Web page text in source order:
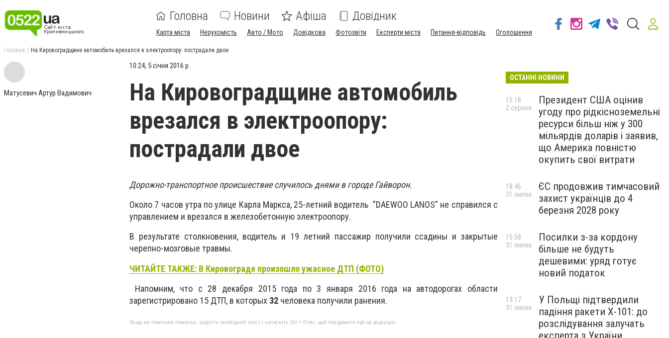
Головна Новини Афіша Довідник
Карта міста Нерухомість Авто / Мото Довідкова Фотозвіти Експерти міста Питання-відповідь Оголошення
Головна На Кировоградщине автомобиль врезался в электроопору: пострадали двое
Матусевич Артур Вадимович
10:24, 5 січня 2016 р.
На Кировоградщине автомобиль
врезался в электроопору:
пострадали двое
Дорожно-транспортное происшествие случилось днями в городе Гайворон.
Около 7 часов утра по улице Карла Маркса, 25-летний водитель "DAEWOO LANOS" не справился с
управлением и врезался в железобетонную электроопору.
В результате столкновения, водитель и 19 летний пассажир получили ссадины и закрытые
черепно-мозговые травмы.
ЧИТАЙТЕ ТАКЖЕ: В Кировограде произошло ужасное ДТП (ФОТО)
Напомним, что с 28 декабря 2015 года по 3 января 2016 года на автодорогах области
зарегистрировано 15 ДТП, в которых 32 человека получили ранения.
Якщо ви помітили помилку, виділіть необхідний текст і натисніть Ctrl + Enter, щоб повідомити про це редакцію
ОСТАННІ НОВИНИ
Президент США оцінив
угоду про рідкісноземельні
ресурси більш ніж у 300
мільярдів доларів і заявив,
що Америка повністю
окупить свої витрати
15:18
2 серпня
ЄС продовжив тимчасовий
захист українців до 4
березня 2028 року
18:46
31 липня
Посилки з-за кордону
більше не будуть
дешевими: уряд готує
новий податок
15:58
31 липня
У Польщі підтвердили
падіння ракети Х-101: до
розслідування залучать
експерта з України
13:17
31 липня